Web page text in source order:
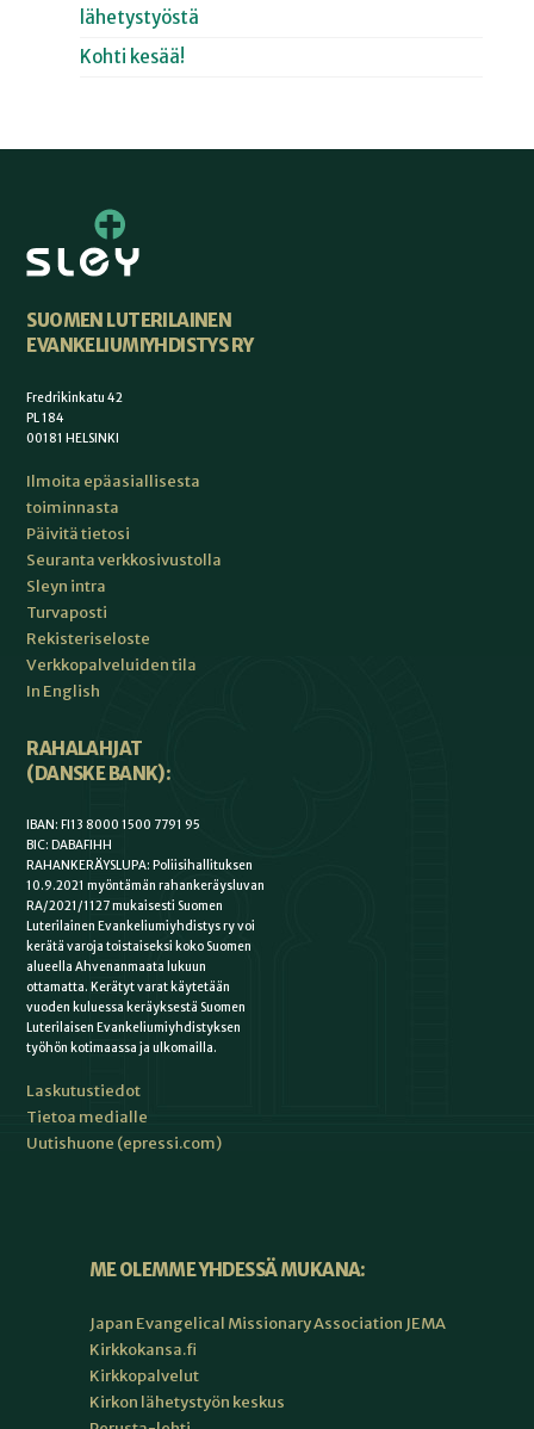
lähetystyöstä
Kohti kesää!
SUOMEN LUTERILAINEN
EVANKELIUMIYHDISTYS RY
Fredrikinkatu 42
PL 184
00181 HELSINKI
Ilmoita epäasiallisesta
toiminnasta
Päivitä tietosi
Seuranta verkkosivustolla
Sleyn intra
Turvaposti
Rekisteriseloste
Verkkopalveluiden tila
In English
RAHALAHJAT
(DANSKE BANK):
IBAN: FI13 8000 1500 7791 95
BIC: DABAFIHH
RAHANKERÄYSLUPA: Poliisihallituksen
10.9.2021 myöntämän rahankeräysluvan
RA/2021/1127 mukaisesti Suomen
Luterilainen Evankeliumiyhdistys ry voi
kerätä varoja toistaiseksi koko Suomen
alueella Ahvenanmaata lukuun
ottamatta. Kerätyt varat käytetään
vuoden kuluessa keräyksestä Suomen
Luterilaisen Evankeliumiyhdistyksen
työhön kotimaassa ja ulkomailla.
Laskutustiedot
Tietoa medialle
Uutishuone (epressi.com)
ME OLEMME YHDESSÄ MUKANA:
Japan Evangelical Missionary Association JEMA
Kirkkokansa.fi
Kirkkopalvelut
Kirkon lähetystyön keskus